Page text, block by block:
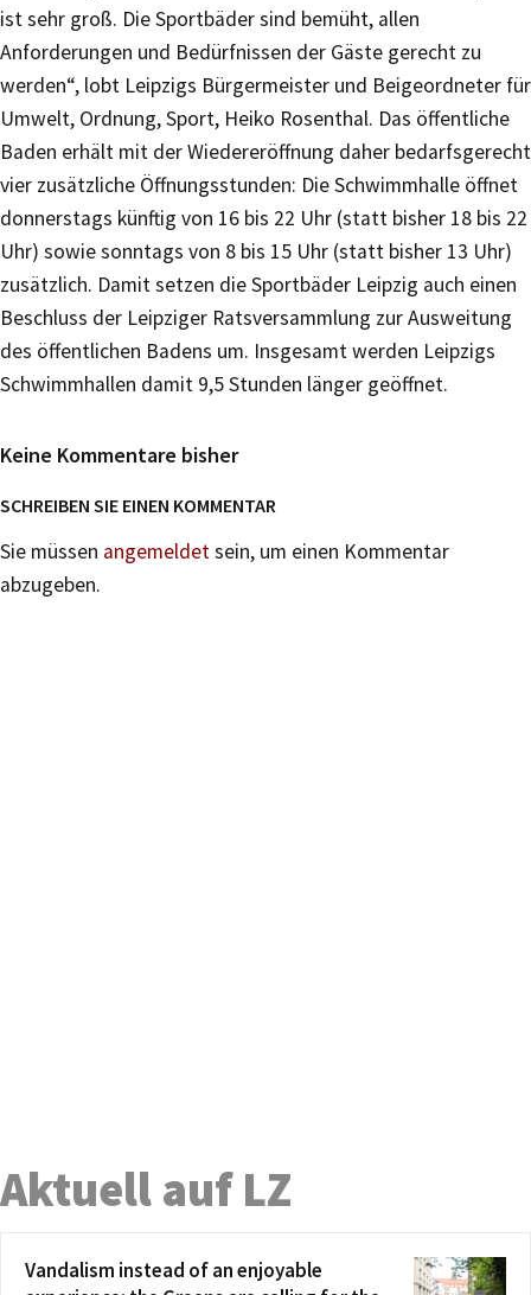
ist sehr groß. Die Sportbäder sind bemüht, allen
Anforderungen und Bedürfnissen der Gäste gerecht zu
werden“, lobt Leipzigs Bürgermeister und Beigeordneter für
Umwelt, Ordnung, Sport, Heiko Rosenthal. Das öffentliche
Baden erhält mit der Wiedereröffnung daher bedarfsgerecht
vier zusätzliche Öffnungsstunden: Die Schwimmhalle öffnet
donnerstags künftig von 16 bis 22 Uhr (statt bisher 18 bis 22
Uhr) sowie sonntags von 8 bis 15 Uhr (statt bisher 13 Uhr)
zusätzlich. Damit setzen die Sportbäder Leipzig auch einen
Beschluss der Leipziger Ratsversammlung zur Ausweitung
des öffentlichen Badens um. Insgesamt werden Leipzigs
Schwimmhallen damit 9,5 Stunden länger geöffnet.
Keine Kommentare bisher
SCHREIBEN SIE EINEN KOMMENTAR
Sie müssen angemeldetsein, um einen Kommentar
abzugeben.
Aktuell auf LZ
Vandalism instead of an enjoyable